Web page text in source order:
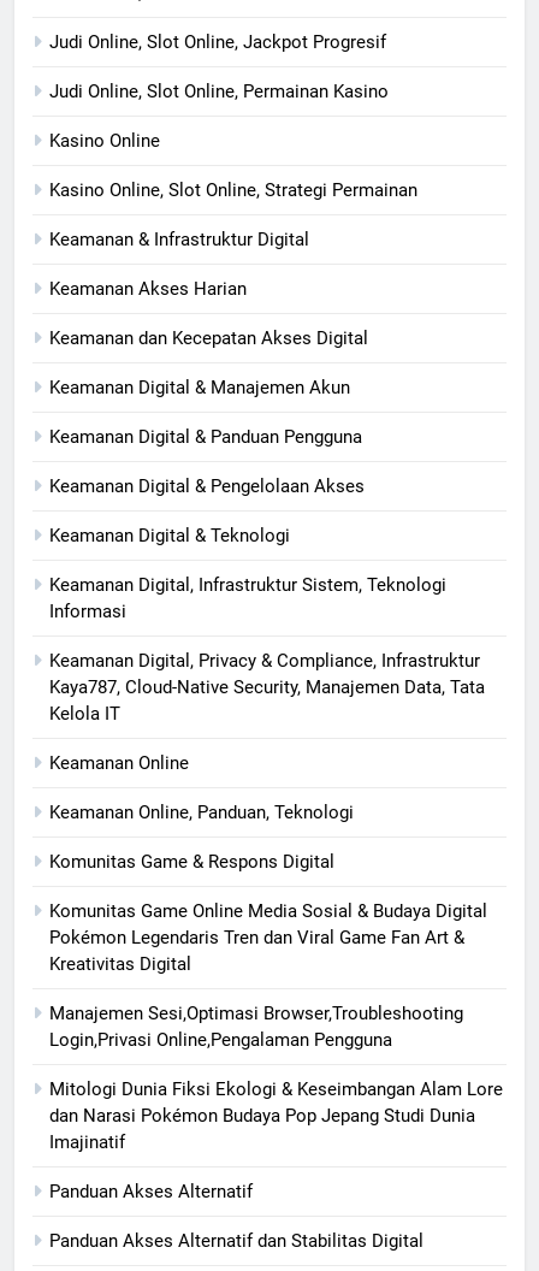
Judi Online, Slot Online, Jackpot Progresif
Judi Online, Slot Online, Permainan Kasino
Kasino Online
Kasino Online, Slot Online, Strategi Permainan
Keamanan & Infrastruktur Digital
Keamanan Akses Harian
Keamanan dan Kecepatan Akses Digital
Keamanan Digital & Manajemen Akun
Keamanan Digital & Panduan Pengguna
Keamanan Digital & Pengelolaan Akses
Keamanan Digital & Teknologi
Keamanan Digital, Infrastruktur Sistem, Teknologi
Informasi
Keamanan Digital, Privacy & Compliance, Infrastruktur
Kaya787, Cloud-Native Security, Manajemen Data, Tata
Kelola IT
Keamanan Online
Keamanan Online, Panduan, Teknologi
Komunitas Game & Respons Digital
Komunitas Game Online Media Sosial & Budaya Digital
Pokémon Legendaris Tren dan Viral Game Fan Art &
Kreativitas Digital
Manajemen Sesi,Optimasi Browser,Troubleshooting
Login,Privasi Online,Pengalaman Pengguna
Mitologi Dunia Fiksi Ekologi & Keseimbangan Alam Lore
dan Narasi Pokémon Budaya Pop Jepang Studi Dunia
Imajinatif
Panduan Akses Alternatif
Panduan Akses Alternatif dan Stabilitas Digital